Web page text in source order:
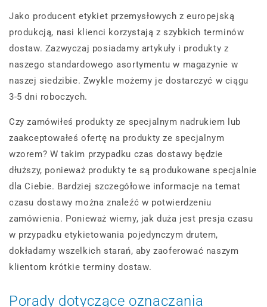
Jako producent etykiet przemysłowych z europejską
produkcją, nasi klienci korzystają z szybkich terminów
dostaw. Zazwyczaj posiadamy artykuły i produkty z
naszego standardowego asortymentu w magazynie w
naszej siedzibie. Zwykle możemy je dostarczyć w ciągu
3-5 dni roboczych.
Czy zamówiłeś produkty ze specjalnym nadrukiem lub
zaakceptowałeś ofertę na produkty ze specjalnym
wzorem? W takim przypadku czas dostawy będzie
dłuższy, ponieważ produkty te są produkowane specjalnie
dla Ciebie. Bardziej szczegółowe informacje na temat
czasu dostawy można znaleźć w potwierdzeniu
zamówienia. Ponieważ wiemy, jak duża jest presja czasu
w przypadku etykietowania pojedynczym drutem,
dokładamy wszelkich starań, aby zaoferować naszym
klientom krótkie terminy dostaw.
Porady dotyczące oznaczania